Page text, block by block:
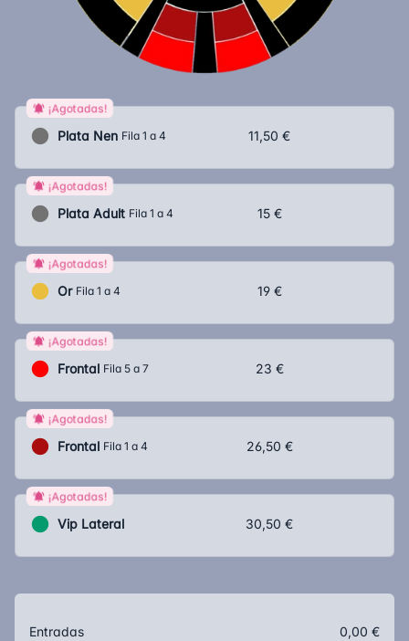
Plata Nen Fila 1 a 4 11,50 €
¡Agotadas!
Plata Adult Fila 1 a 4 15 €
¡Agotadas!
Or Fila 1 a 4 19 €
¡Agotadas!
Frontal Fila 5 a 7 23 €
¡Agotadas!
Frontal Fila 1 a 4 26,50 €
¡Agotadas!
Vip Lateral 30,50 €
¡Agotadas!
Entradas 0,00 €